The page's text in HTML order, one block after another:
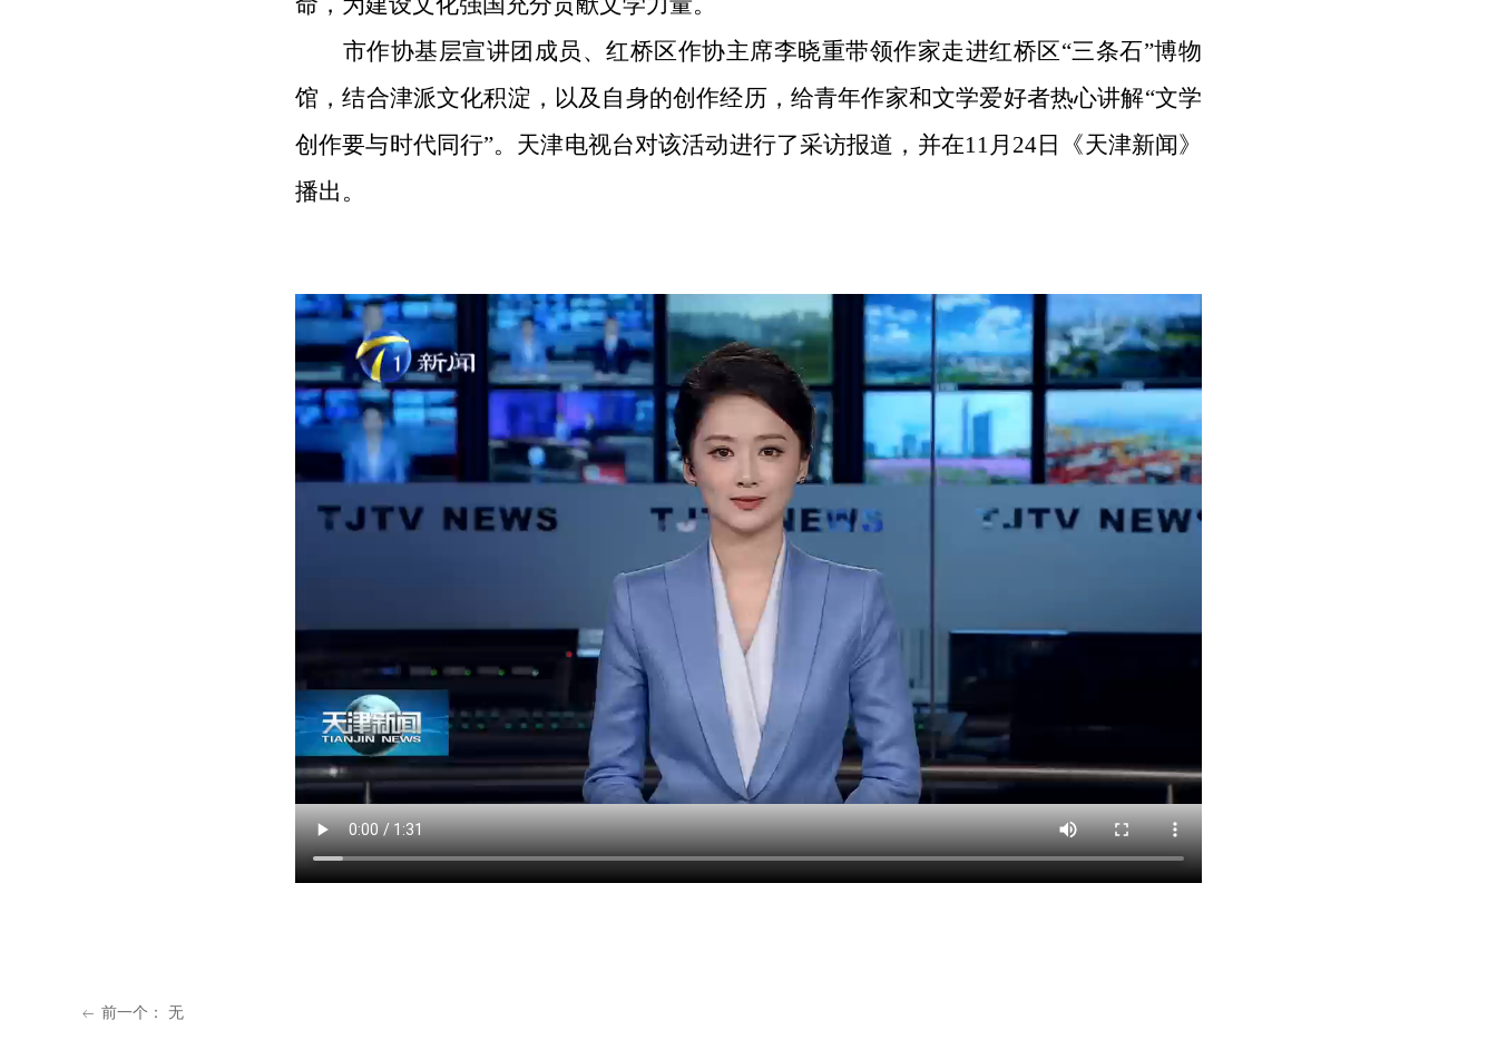
市作协基层宣讲团成员、红桥区作协主席李晓重带领作家走进红桥区“三条石”博物
馆，结合津派文化积淀，以及自身的创作经历，给青年作家和文学爱好者热心讲解“文学
创作要与时代同行”。天津电视台对该活动进行了采访报道，并在11月24日 《天津新闻》
播出。
ꂃ 前一个： 无